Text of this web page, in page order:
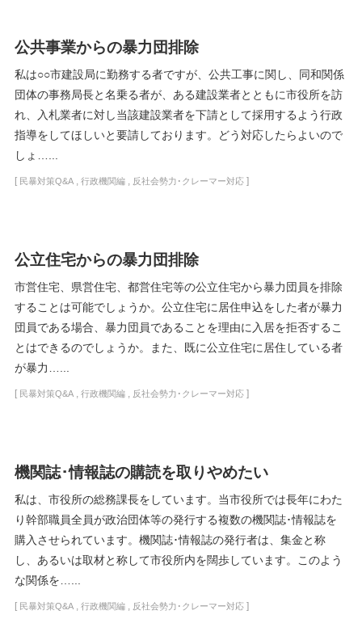
公共事業からの暴力団排除
私は○○市建設局に勤務する者ですが、公共工事に関し、同和関係
団体の事務局長と名乗る者が、ある建設業者とともに市役所を訪
れ、入札業者に対し当該建設業者を下請として採用するよう行政
指導をしてほしいと要請しております。どう対応したらよいので
しょ…...
[ 民暴対策Q&A, 行政機関編, 反社会勢力･クレーマー対応]
公立住宅からの暴力団排除
市営住宅、県営住宅、都営住宅等の公立住宅から暴力団員を排除
することは可能でしょうか。公立住宅に居住申込をした者が暴力
団員である場合、暴力団員であることを理由に入居を拒否するこ
とはできるのでしょうか。また、既に公立住宅に居住している者
が暴力…...
[ 民暴対策Q&A, 行政機関編, 反社会勢力･クレーマー対応]
機関誌･情報誌の購読を取りやめたい
私は、市役所の総務課長をしています。当市役所では長年にわた
り幹部職員全員が政治団体等の発行する複数の機関誌･情報誌を
購入させられています。機関誌･情報誌の発行者は、集金と称
し、あるいは取材と称して市役所内を闊歩しています。このよう
な関係を…...
[ 民暴対策Q&A, 行政機関編, 反社会勢力･クレーマー対応]